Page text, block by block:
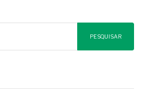
PESQUISAR